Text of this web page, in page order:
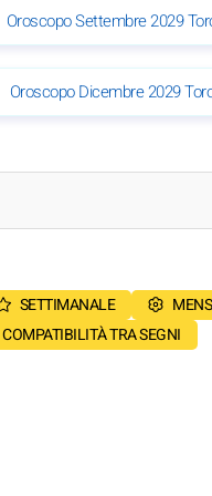
Oroscopo Settembre 2029
Oroscopo Dicembre 2029
SETTIMANALE
COMPATIBILITÀ TRA SEGNI